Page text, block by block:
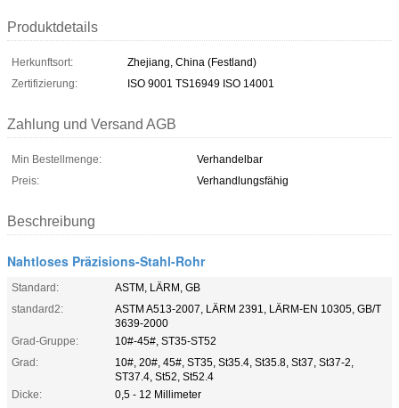
Produktdetails
Herkunftsort:
Zhejiang, China (Festland)
Zertifizierung:
ISO 9001 TS16949 ISO 14001
Zahlung und Versand AGB
Min Bestellmenge:
Verhandelbar
Preis:
Verhandlungsfähig
Beschreibung
Nahtloses Präzisions-Stahl-Rohr
Standard:
ASTM, LÄRM, GB
standard2:
ASTM A513-2007, LÄRM 2391, LÄRM-EN 10305, GB/T
3639-2000
Grad-Gruppe:
10#-45#, ST35-ST52
Grad:
10#, 20#, 45#, ST35, St35.4, St35.8, St37, St37-2,
ST37.4, St52, St52.4
Dicke:
0,5 - 12 Millimeter